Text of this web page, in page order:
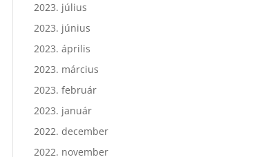
2023. július
2023. június
2023. április
2023. március
2023. február
2023. január
2022. december
2022. november